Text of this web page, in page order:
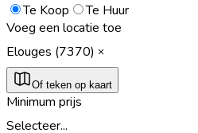
Te Koop
Te Huur
Voeg een locatie toe
Elouges (7370)
Of teken op kaart
Minimum prijs
Selecteer...